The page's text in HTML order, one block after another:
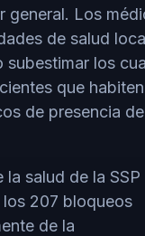
general. Los
de salud
subestimar los
que
de presencia de
salud de la SSP
207 bloqueos
de la